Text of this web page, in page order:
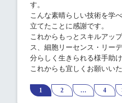
す。
こんな素晴らしい技術を学
立てたことに感謝です。
これからもっとスキルアッ
ス、細胞リーセンス・リー
分らしく生きられる様手助
これからも宜しくお願いい
1 2 … 4